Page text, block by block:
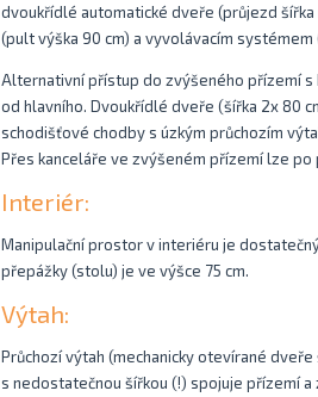
dvoukřídlé automatické dveře (průjezd
(pult výška 90 cm) a vyvolávacím
Alternativní přístup do zvýšeného přízemí
od hlavního. Dvoukřídlé dveře (šířka 2x 80
schodišťové chodby s úzkým průchozím
Přes kanceláře ve zvýšeném přízemí lze
Interiér:
Manipulační prostor v interiéru je
přepážky (stolu) je ve výšce 75 cm.
Výtah:
Průchozí výtah (mechanicky otevírané dveře
s nedostatečnou šířkou (!) spojuje přízemí